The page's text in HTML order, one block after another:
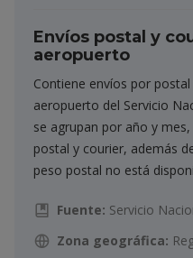
Envíos postal y
aeropuerto
Contiene envíos por
aeropuerto del Servicio
se agrupan por año y
postal y courier, además
peso postal no está
Fuente: Servicio
Zona geográfica: